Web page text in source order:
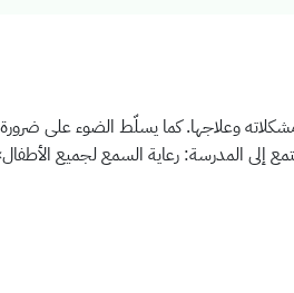
وعلاجها. كما يسلّط الضوء على